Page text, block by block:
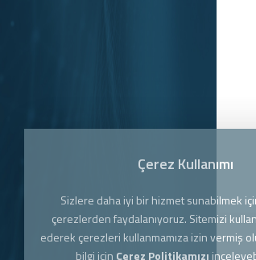
Çerez Kullanımı
Sizlere daha iyi bir hizmet sunabilmek
çerezlerden faydalanıyoruz. Sitemizi
ederek çerezleri kullanmamıza izin vermiş
bilgi için Çerez Politikamızı